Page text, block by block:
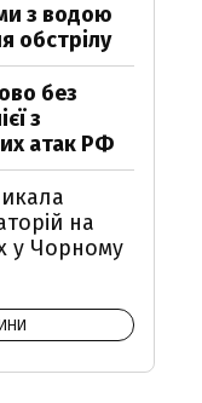
з водою
обстрілу
без
з
атак РФ
на
у Чорному